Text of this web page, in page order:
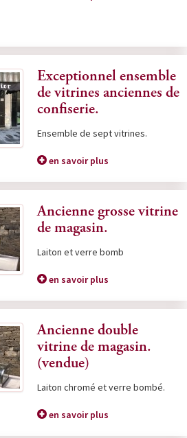
Exceptionnel ensemble
de vitrines anciennes de
confiserie.
Ensemble de sept vitrines.
en savoir plus
Ancienne grosse vitrine
de magasin.
Laiton et verre bomb
en savoir plus
Ancienne double
vitrine de magasin.
(vendue)
Laiton chromé et verre bombé.
en savoir plus